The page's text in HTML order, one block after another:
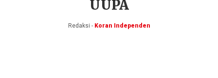
UUPA
Redaksi -Koran Independen